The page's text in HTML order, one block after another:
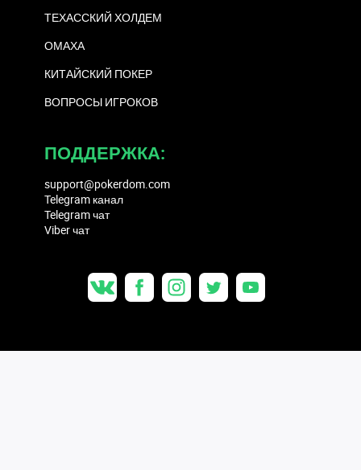
ТЕХАССКИЙ ХОЛДЕМ
ОМАХА
КИТАЙСКИЙ ПОКЕР
ВОПРОСЫ ИГРОКОВ
ПОДДЕРЖКА:
support@pokerdom.com
Telegram канал
Telegram чат
Viber чат